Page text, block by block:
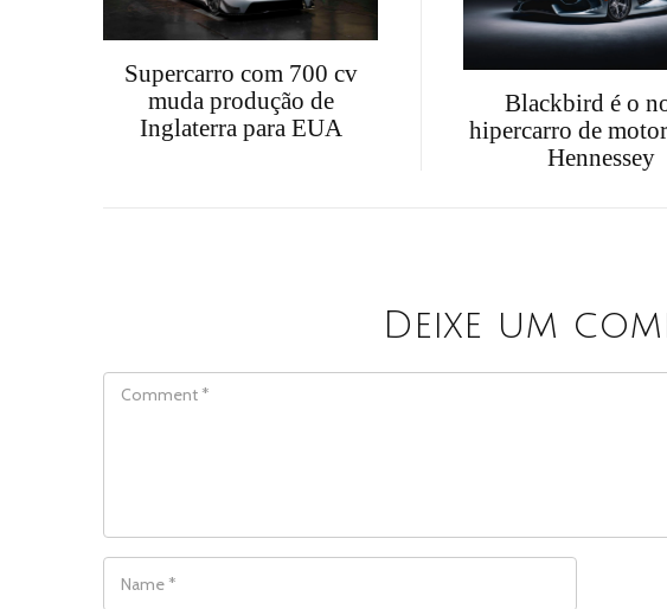
Supercarro com 700 cv
muda produção de
Inglaterra para EUA
Blackbird é o
hipercarro de
Hennessey
Deixe um